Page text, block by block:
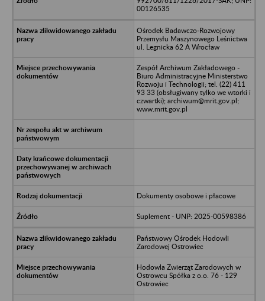
00126535
Ośrodek Badawczo-Rozwojowy
Przemysłu Maszynowego Leśnictwa
ul. Legnicka 62 A Wrocław
Zespół Archiwum Zakładowego -
Biuro Administracyjne Ministerstwo
Rozwoju i Technologii; tel. (22) 411
93 33 (obsługiwany tylko we wtorki i
czwartki); archiwum@mrit.gov.pl;
www.mrit.gov.pl
Dokumenty osobowe i płacowe
Suplement - UNP: 2025-00598386
Państwowy Ośrodek Hodowli
Zarodowej Ostrowiec
Hodowla Zwierząt Zarodowych w
Ostrowcu Spółka z o.o. 76 - 129
Ostrowiec